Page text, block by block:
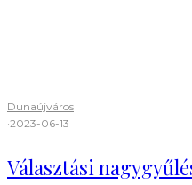
Dunaújváros
·2023-06-13
Választási